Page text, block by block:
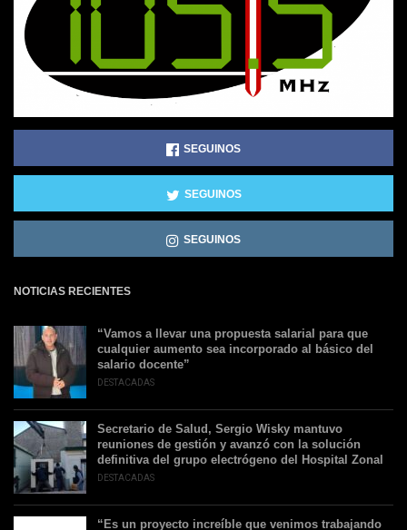
SEGUINOS
SEGUINOS
SEGUINOS
NOTICIAS RECIENTES
“Vamos a llevar una propuesta salarial para que
cualquier aumento sea incorporado al básico del
salario docente”
DESTACADAS
Secretario de Salud, Sergio Wisky mantuvo
reuniones de gestión y avanzó con la solución
definitiva del grupo electrógeno del Hospital Zonal
DESTACADAS
“Es un proyecto increíble que venimos trabajando